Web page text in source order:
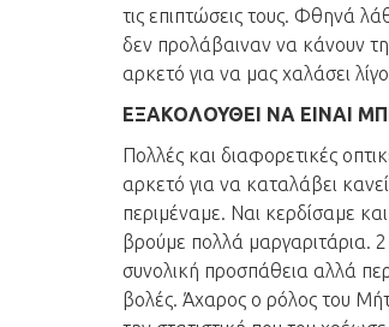
τις επιπτώσεις τους. Φθηνά
δεν προλάβαιναν να κάνουν
αρκετό για να μας χαλάσει
ΕΞΑΚΟΛΟΥΘΕΙ ΝΑ ΕΙΝΑΙ
Πολλές και διαφορετικές
αρκετό για να καταλάβει
περιμέναμε. Ναι κερδίσαμε
βρούμε πολλά μαργαριτάρια. 2
συνολική προσπάθεια αλλά
βολές. Άχαρος ο ρόλος του